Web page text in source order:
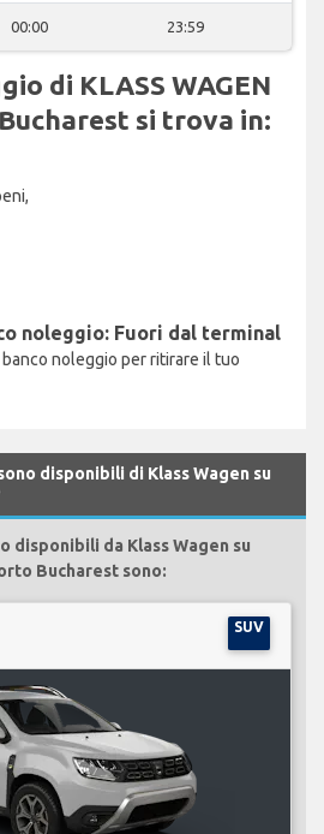
00:00 23:59
di KLASS WAGEN
si trova in:
noleggio: Fuori dal terminal
noleggio per ritirare il tuo
disponibili di Klass Wagen su
disponibili da Klass Wagen su
Bucharest sono:
SUV